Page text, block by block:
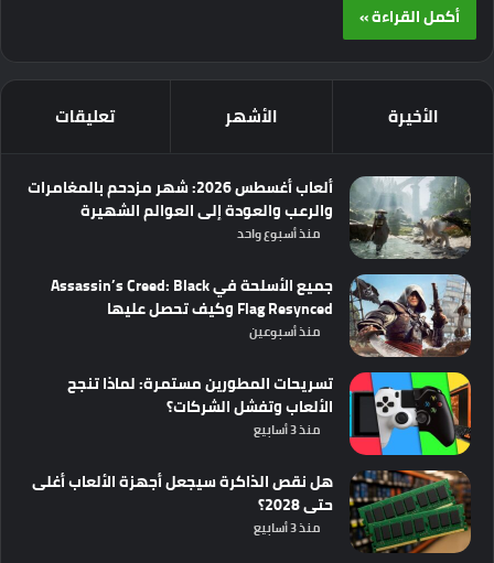
أكمل القراءة »
الأخيرة الأشهر تعليقات
ألعاب أغسطس 2026: شهر مزدحم بالمغامرات
والرعب والعودة إلى العوالم الشهيرة
منذ أسبوع واحد
جميع الأسلحة في Assassin’s Creed: Black
Flag Resynced وكيف تحصل عليها
منذ أسبوعين
تسريحات المطورين مستمرة: لماذا تنجح
الألعاب وتفشل الشركات؟
منذ 3 أسابيع
هل نقص الذاكرة سيجعل أجهزة الألعاب أغلى
حتى 2028؟
منذ 3 أسابيع